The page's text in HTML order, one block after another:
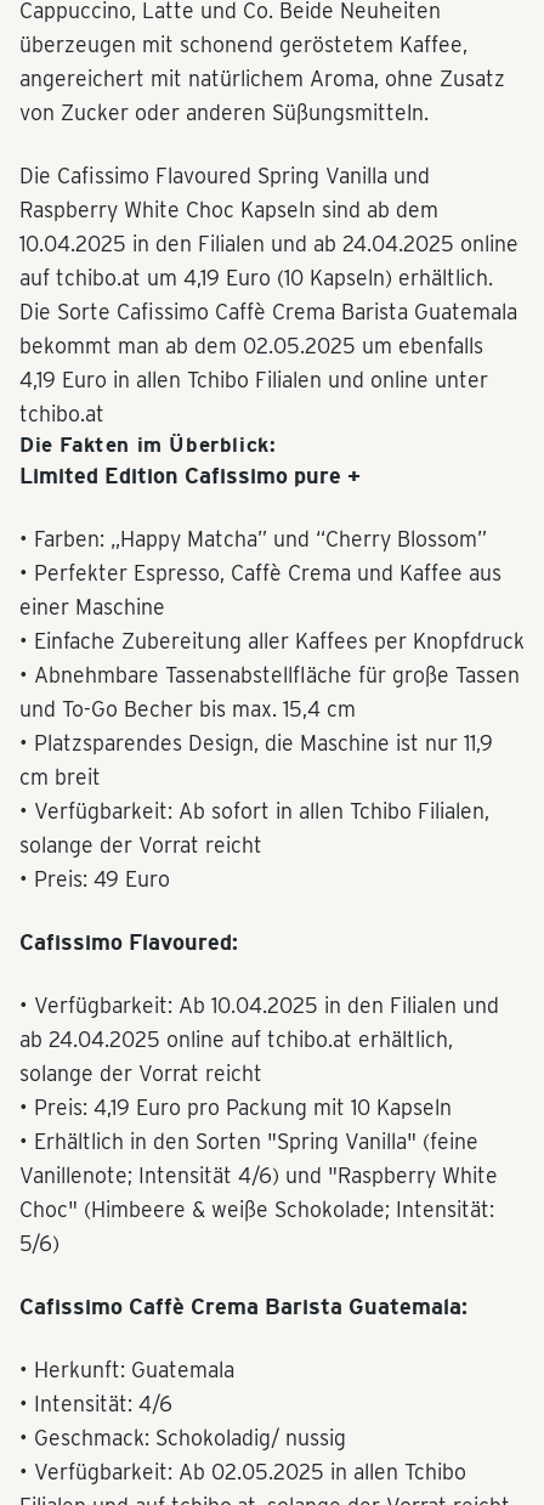
Cappuccino, Latte und Co. Beide Neuheiten
überzeugen mit schonend geröstetem Kaffee,
angereichert mit natürlichem Aroma, ohne Zusatz
von Zucker oder anderen Süßungsmitteln.
Die Cafissimo Flavoured Spring Vanilla und
Raspberry White Choc Kapseln sind ab dem
10.04.2025 in den Filialen und ab 24.04.2025 online
auf tchibo.at um 4,19 Euro (10 Kapseln) erhältlich.
Die Sorte Cafissimo Caffè Crema Barista Guatemala
bekommt man ab dem 02.05.2025 um ebenfalls
4,19 Euro in allen Tchibo Filialen und online unter
tchibo.at
Die Fakten im Überblick:
Limited Edition Cafissimo pure +
• Farben: „Happy Matcha” und “Cherry Blossom”
• Perfekter Espresso, Caffè Crema und Kaffee aus
einer Maschine
• Einfache Zubereitung aller Kaffees per Knopfdruck
• Abnehmbare Tassenabstellfläche für große Tassen
und To-Go Becher bis max. 15,4 cm
• Platzsparendes Design, die Maschine ist nur 11,9
cm breit
• Verfügbarkeit: Ab sofort in allen Tchibo Filialen,
solange der Vorrat reicht
• Preis: 49 Euro
Cafissimo Flavoured:
• Verfügbarkeit: Ab 10.04.2025 in den Filialen und
ab 24.04.2025 online auf tchibo.at erhältlich,
solange der Vorrat reicht
• Preis: 4,19 Euro pro Packung mit 10 Kapseln
• Erhältlich in den Sorten "Spring Vanilla" (feine
Vanillenote; Intensität 4/6) und "Raspberry White
Choc" (Himbeere & weiße Schokolade; Intensität:
5/6)
Cafissimo Caffè Crema Barista Guatemala:
• Herkunft: Guatemala
• Intensität: 4/6
• Geschmack: Schokoladig/ nussig
• Verfügbarkeit: Ab 02.05.2025 in allen Tchibo